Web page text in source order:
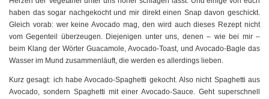
haben das sogar nachgekocht und mir direkt einen Snap davon geschickt.
Gleich vorab: wer keine Avocado mag, den wird auch dieses Rezept nicht
vom Gegenteil überzeugen. Diejenigen unter uns, denen – wie bei mir –
beim Klang der Wörter Guacamole, Avocado-Toast, und Avocado-Bagle das
Wasser im Mund zusammenläuft, die werden es allerdings lieben.
Kurz gesagt: ich habe Avocado-Spaghetti gekocht. Also nicht Spaghetti aus
Avocado, sondern Spaghetti mit einer Avocado-Sauce. Geht superschnell